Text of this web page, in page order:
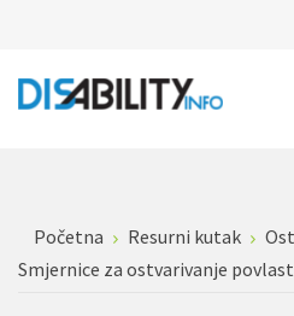
Početna Resurni kutak
Smjernice za ostvarivanje